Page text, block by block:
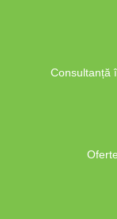
Consultanță